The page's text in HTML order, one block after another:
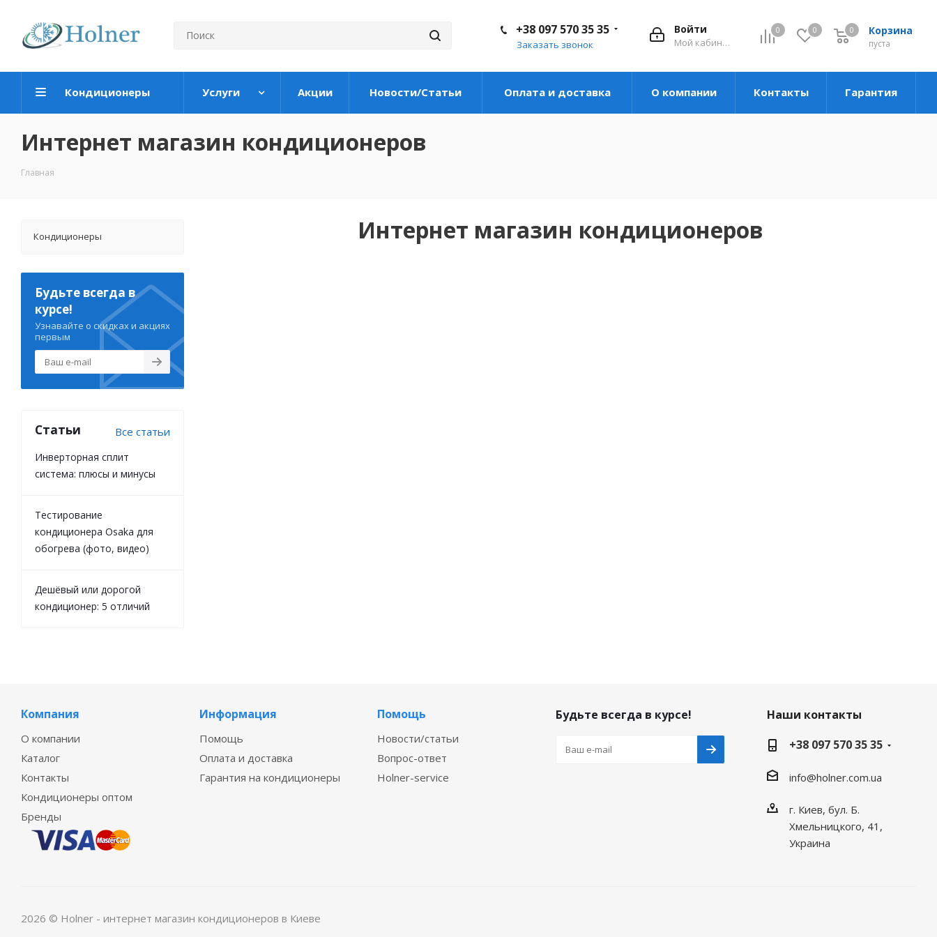
0 0 Корзина
пуста
0
Войти
Мой кабинет
+38 097 570 35 35
Заказать звонок
Кондиционеры Услуги Акции Новости/Статьи Оплата и доставка О компании Контакты Гарантия
Интернет магазин кондиционеров
Главная
Интернет магазин кондиционеров
Кондиционеры
Будьте всегда в
курсе!
Узнавайте о скидках и акциях
первым
Статьи Все статьи
Инверторная сплит
система: плюсы и минусы
Тестирование
кондиционера Osaka для
обогрева (фото, видео)
Дешёвый или дорогой
кондиционер: 5 отличий
Компания
О компании
Каталог
Контакты
Кондиционеры оптом
Бренды
Информация
Помощь
Оплата и доставка
Гарантия на кондиционеры
Помощь
Новости/статьи
Вопрос-ответ
Holner-service
Будьте всегда в курсе!
Наши контакты
+38 097 570 35 35
info@holner.com.ua
г. Киев, бул. Б.
Хмельницкого, 41,
Украина
2026 © Holner - интернет магазин кондиционеров в Киеве